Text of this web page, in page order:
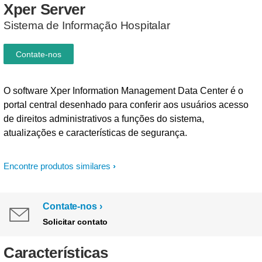
Xper Server
Sistema de Informação Hospitalar
Encontre produtos similares
O software Xper Information Management Data Center é o
portal central desenhado para conferir aos usuários acesso
de direitos administrativos a funções do sistema,
atualizações e características de segurança.
Contate-nos
Contate-nos
Solicitar contato
Características